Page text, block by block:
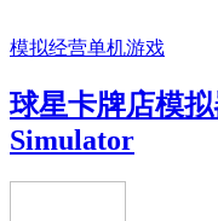
模拟经营单机游戏
球星卡牌店模
Simulator